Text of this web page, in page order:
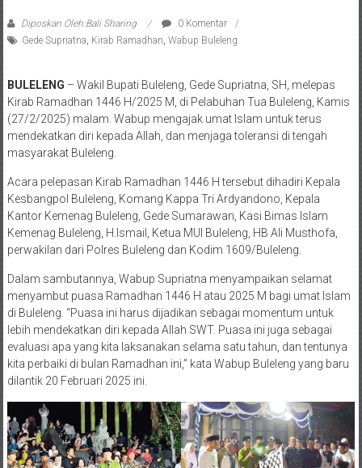
Diposkan Oleh:Bali Sharing
0 Komentar
Gede Supriatna Kirab Ramadhan Wabup Buleleng
BULELENG – Wakil Bupati Buleleng, Gede Supriatna, SH, melepas
Kirab Ramadhan 1446 H/2025 M, di Pelabuhan Tua Buleleng, Kamis
(27/2/2025) malam. Wabup mengajak umat Islam untuk terus
mendekatkan diri kepada Allah, dan menjaga toleransi di tengah
masyarakat Buleleng.
Acara pelepasan Kirab Ramadhan 1446 H tersebut dihadiri Kepala
Kesbangpol Buleleng, Komang Kappa Tri Ardyandono, Kepala
Kantor Kemenag Buleleng, Gede Sumarawan, Kasi Bimas Islam
Kemenag Buleleng, H.Ismail, Ketua MUI Buleleng, HB Ali Musthofa,
perwakilan dari Polres Buleleng dan Kodim 1609/Buleleng.
Dalam sambutannya, Wabup Supriatna menyampaikan selamat
menyambut puasa Ramadhan 1446 H atau 2025 M bagi umat Islam
di Buleleng. “Puasa ini harus dijadikan sebagai momentum untuk
lebih mendekatkan diri kepada Allah SWT. Puasa ini juga sebagai
evaluasi apa yang kita laksanakan selama satu tahun, dan tentunya
kita perbaiki di bulan Ramadhan ini,” kata Wabup Buleleng yang baru
dilantik 20 Februari 2025 ini.